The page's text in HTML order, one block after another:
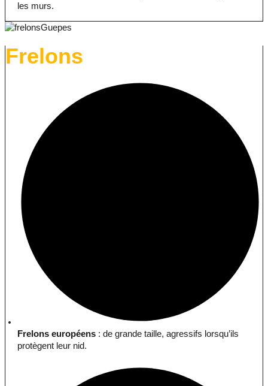
les murs.
Frelons
Frelons européens : de grande taille, agressifs lorsqu’ils
protègent leur nid.